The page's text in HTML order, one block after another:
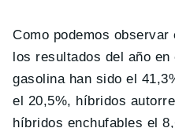
Como podemos
los resultados del año
gasolina han sido el
el 20,5%, híbridos
híbridos enchufables el